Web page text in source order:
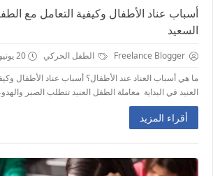
أسباب عناد الأطفال وكيفية التعامل مع
السعيد
Freelance Blogger الطفل الحركي
20 يونيو 2026
ما هي أسباب العناد عند الأطفال؟ أسباب عناد الأطفال
العنيد في البداية معاملة الطفل العنيد تتطلب الصبر
أقراء المزيد